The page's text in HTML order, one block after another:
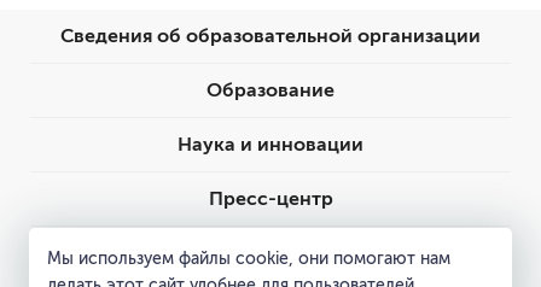
Сведения об образовательной организации
Образование
Наука и инновации
Пресс-центр
Контакты
Мы используем файлы cookie, они помогают нам